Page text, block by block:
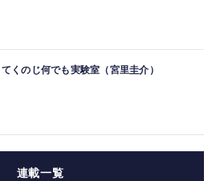
てくのじ何でも実験室（宮里圭介）
連載一覧